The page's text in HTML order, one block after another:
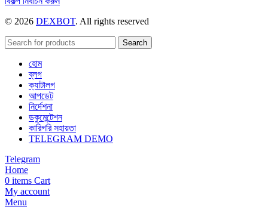
একাধিক
রয়েছে।
পারে।
© 2026 DEXBOT. All rights reserved
Search
হোম
ব্লগ
ক্যাটালগ
আপডেট
নির্দেশনা
ডকুমেন্টেশন
কারিগরি সহায়তা
TELEGRAM DEMO
Telegram
Home
0 items Cart
My account
Menu